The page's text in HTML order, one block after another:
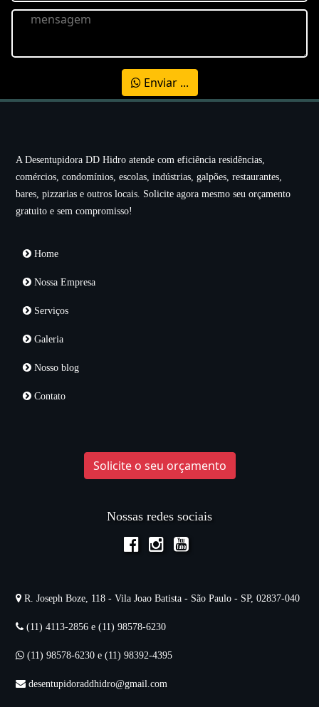
Enviar ...
A Desentupidora DD Hidro atende com eficiência residências,
comércios, condomínios, escolas, indústrias, galpões, restaurantes,
bares, pizzarias e outros locais. Solicite agora mesmo seu orçamento
gratuito e sem compromisso!
Home
Nossa Empresa
Serviços
Galeria
Nosso blog
Contato
Solicite o seu orçamento
Nossas redes sociais
R. Joseph Boze, 118 - Vila Joao Batista - São Paulo - SP, 02837-040
(11) 4113-2856 e (11) 98578-6230
(11) 98578-6230 e (11) 98392-4395
desentupidoraddhidro@gmail.com